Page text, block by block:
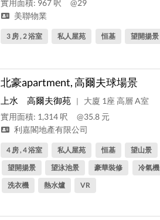
實用面積: 967 呎
@29
美聯物業
3 房 , 2 浴室 私人屋苑 恒基 望開揚景
北豪apartment, 高爾夫球場景
上水 高爾夫御苑 |
大廈 1座 高層 A室
實用面積: 1,314 呎
@35.8 元
利嘉閣地產有限公司
4 房 , 4 浴室 私人屋苑 恒基
望山景
望開揚景
望泳池景 豪華裝修
冷氣機
洗衣機
熱水爐 VR